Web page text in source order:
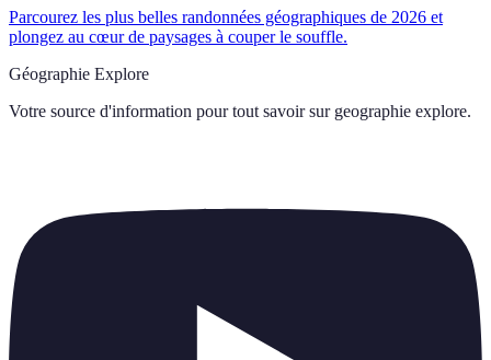
Parcourez les plus belles randonnées géographiques de 2026 et
plongez au cœur de paysages à couper le souffle.
Géographie Explore
Votre source d'information pour tout savoir sur geographie explore.